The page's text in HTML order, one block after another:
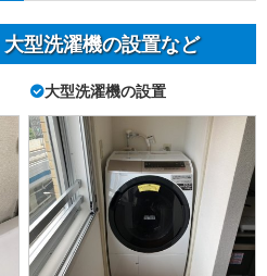
型洗濯機の設置など
大型洗濯機の設置